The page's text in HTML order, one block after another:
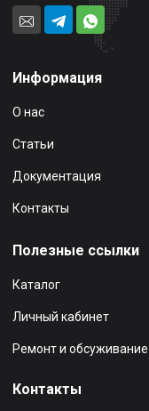
Информация
О нас
Статьи
Документация
Контакты
Полезные ссылки
Каталог
Личный кабинет
Ремонт и обсуживание
Контакты